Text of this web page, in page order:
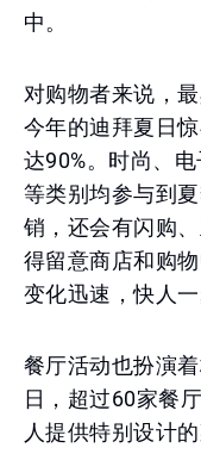
中。
对购物者来说，
今年的迪拜夏日
达90%。时尚、
等类别均参与到
销，还会有闪购
得留意商店和购
变化迅速，快人
餐厅活动也扮演
日，超过60家餐
人提供特别设计